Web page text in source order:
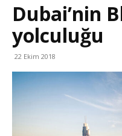
Dubai’nin
yolculuğu
22 Ekim 2018